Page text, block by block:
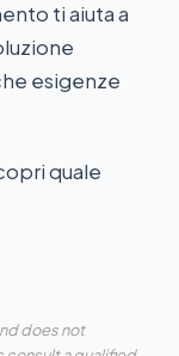
ti aiuta a
esigenze
quale
does not